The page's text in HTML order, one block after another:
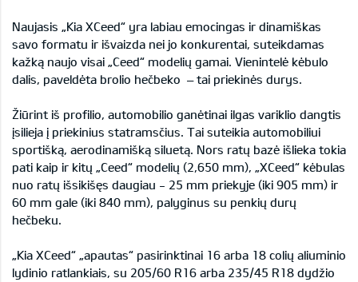
Naujasis „Kia XCeed“ yra labiau emocingas ir dinamiškas
savo formatu ir išvaizda nei jo konkurentai, suteikdamas
kažką naujo visai „Ceed“ modelių gamai. Vienintelė kėbulo
dalis, paveldėta brolio hečbeko – tai priekinės durys.
Žiūrint iš profilio, automobilio ganėtinai ilgas variklio dangtis
įsilieja į priekinius statramsčius. Tai suteikia automobiliui
sportišką, aerodinamišką siluetą. Nors ratų bazė išlieka tokia
pati kaip ir kitų „Ceed“ modelių (2,650 mm), „XCeed“ kėbulas
nuo ratų išsikišęs daugiau - 25 mm priekyje (iki 905 mm) ir
60 mm gale (iki 840 mm), palyginus su penkių durų
hečbeku.
„Kia XCeed“ „apautas“ pasirinktinai 16 arba 18 colių aliuminio
lydinio ratlankiais, su 205/60 R16 arba 235/45 R18 dydžio